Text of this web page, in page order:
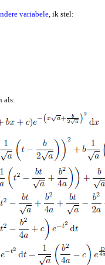
variabele, ik stel:
als: